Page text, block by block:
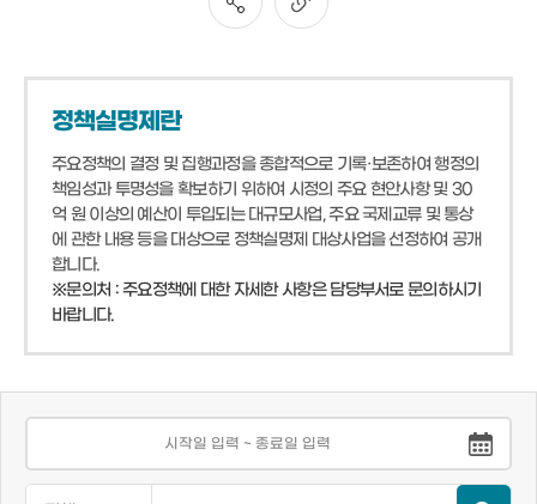
정책실명제란
주요정책의 결정 및 집행과정을 종합적으로 기록·보존하여 행정의
책임성과 투명성을 확보하기 위하여 시정의 주요 현안사항 및 30
억 원 이상의 예산이 투입되는 대규모사업, 주요 국제교류 및 통상
에 관한 내용 등을 대상으로 정책실명제 대상사업을 선정하여 공개
합니다.
※문의처 : 주요정책에 대한 자세한 사항은 담당부서로 문의하시기
바랍니다.